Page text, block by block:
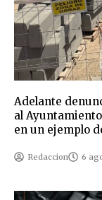
Adelante
al
en un ejemplo
Redaccion 6